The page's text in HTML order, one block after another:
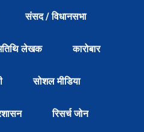
संसद / विधानसभा
लेखक कारोबार
सोशल मीडिया
रिसर्च जोन